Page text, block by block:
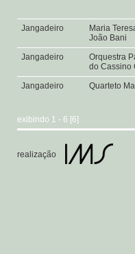
Jangadeiro
Maria
João Bani
Jangadeiro
Orquestra
do Cassino
Jangadeiro
Quarteto
exibindo 1 - 6 [6]
realização